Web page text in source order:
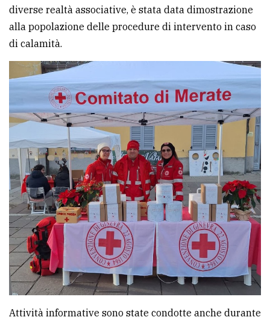
diverse realtà associative, è stata data dimostrazione
alla popolazione delle procedure di intervento in caso
di calamità.
Attività informative sono state condotte anche durante